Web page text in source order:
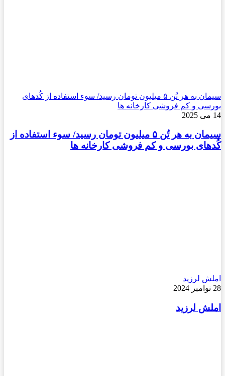
سیمان به هر تُن ۵ میلیون تومان رسید/ سوء استفاده از کُدهای
بورسی و کم فروشی کارخانه ها
14 می 2025
سیمان به هر تُن ۵ میلیون تومان رسید/ سوء استفاده از
کُدهای بورسی و کم فروشی کارخانه ها
املش لرزید
28 نوامبر 2024
املش لرزید